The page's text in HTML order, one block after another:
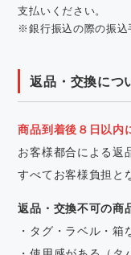
支払いください。
※銀行振込の際の振込
返品・交換につ
商品到着後８日以内
お客様都合による返
すべてお客様負担と
返品・交換不可の商
・タグ・ラベル・箱